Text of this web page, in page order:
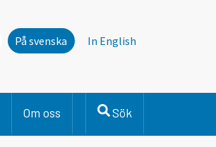
På svenska In English
Om oss Sök